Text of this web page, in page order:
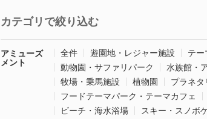
カテゴリで絞り込む
アミューズ
メント
全件 遊園地・レジャー施設
テー
動物園・サファリパーク
水族館・
牧場・乗馬施設
植物園 プラネタ
フードテーマパーク・テーマカフェ
ビーチ・海水浴場
スキー・スノボ